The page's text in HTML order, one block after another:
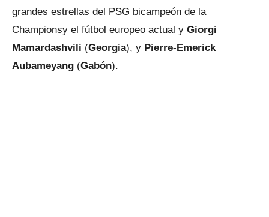
grandes estrellas del PSG bicampeón de la
Championsy el fútbol europeo actual y Giorgi
Mamardashvili (Georgia), y Pierre-Emerick
Aubameyang (Gabón).